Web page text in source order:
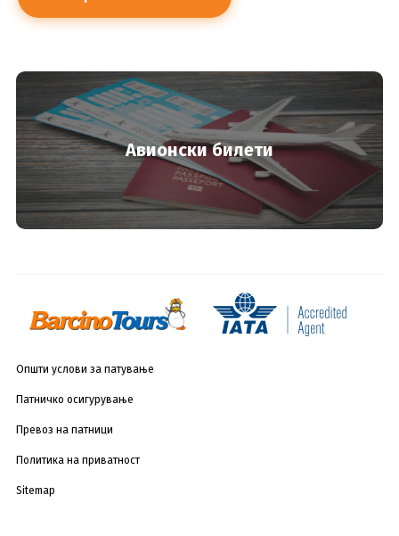
Авионски билети
Општи услови за патување
Патничко осигурување
Превоз на патници
Политика на приватност
Sitemap